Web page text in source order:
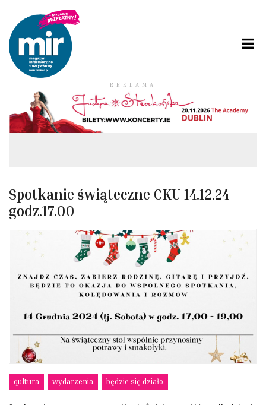
REKLAMA
Spotkanie świąteczne CKU 14.12.24
godz.17.00
qultura wydarzenia będzie się działo